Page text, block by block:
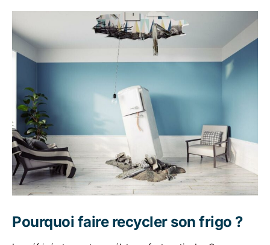
Pourquoi faire recycler son frigo ?